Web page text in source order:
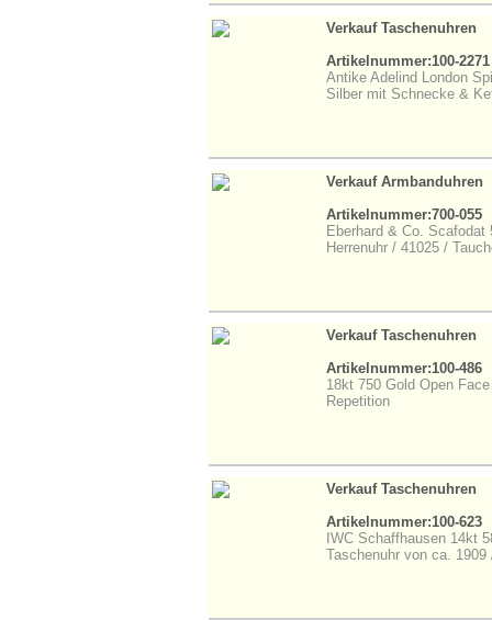
Verkauf Taschenuhren
Artikelnummer:100-2271
Antike Adelind London
Silber mit Schnecke &
Verkauf Armbanduhren
Artikelnummer:700-055
Eberhard & Co.
Herrenuhr / 41025 /
Verkauf Taschenuhren
Artikelnummer:100-486
18kt 750 Gold Open
Repetition
Verkauf Taschenuhren
Artikelnummer:100-623
IWC Schaffhausen 14kt
Taschenuhr von ca. 1909